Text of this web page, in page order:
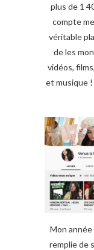
plus de 1
compte
véritable
de les
vidéos,
et musique !
Mon
remplie de